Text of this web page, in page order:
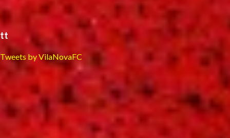
tt
Tweets by VilaNovaFC